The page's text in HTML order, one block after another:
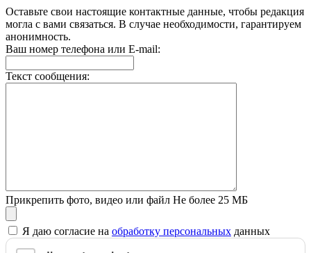
Оставьте свои настоящие контактные данные, чтобы редакция
могла с вами связаться. В случае необходимости, гарантируем
анонимность.
Ваш номер телефона или E-mail:
Текст сообщения:
Прикрепить фото, видео или файл Не более 25 МБ
Я даю согласие на обработку персональных данных